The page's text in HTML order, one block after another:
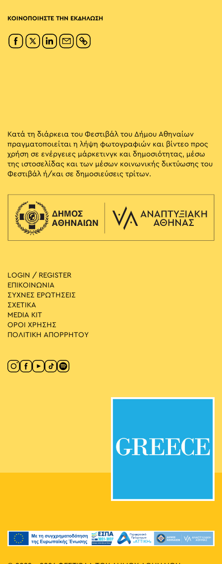
ΚΟΙΝΟΠΟΙΗΣΤΕ ΤΗΝ ΕΚΔΗΛΩΣΗ
Κατά τη διάρκεια του Φεστιβάλ του Δήμου Αθηναίων
πραγματοποιείται η λήψη φωτογραφιών και βίντεο προς
χρήση σε ενέργειες μάρκετινγκ και δημοσιότητας, μέσω
της ιστοσελίδας και των μέσων κοινωνικής δικτύωσης του
Φεστιβάλ ή/και σε δημοσιεύσεις τρίτων.
LOGIN / REGISTER
ΕΠΙΚΟΙΝΩΝΙΑ
ΣΥΧΝΕΣ ΕΡΩΤΗΣΕΙΣ
ΣΧΕΤΙΚΑ
MEDIA ΚIT
ΟΡΟΙ ΧΡΗΣΗΣ
ΠΟΛΙΤΙΚΗ ΑΠΟΡΡΗΤΟΥ